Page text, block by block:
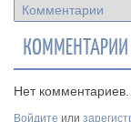
КОММЕНТАРИИ
Нет
Войдите или